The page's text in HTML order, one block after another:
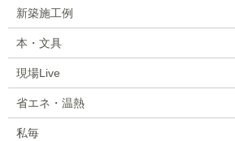
新築施工例
本・文具
現場Live
省エネ・温熱
私毎